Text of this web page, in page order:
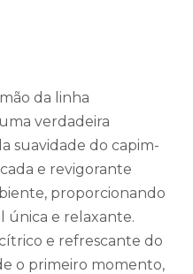
da linha
verdadeira
suavidade do capim-
e revigorante
proporcionando
única e relaxante.
e refrescante do
o primeiro momento,